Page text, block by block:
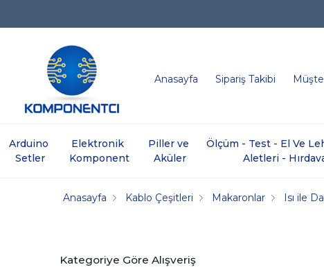
Anasayfa Sipariş Takibi
Arduino
Setler
Elektronik
Komponent
Piller ve
Aküler
Ölçüm - Test - El Ve
Aletleri -
Anasayfa Kablo Çeşitleri Makaronlar Isı ile
Kategoriye Göre Alışveriş